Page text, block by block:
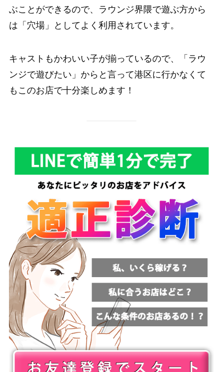
ぶことができるので、ラウンジ界隈で遊ぶ方から
は「穴場」としてよく利用されています。
キャストもかわいい子が揃っているので、「ラウ
ンジで遊びたい」からと言って港区に行かなくて
もこのお店で十分楽しめます！